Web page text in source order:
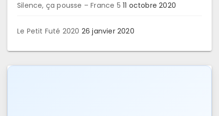
Silence, ça pousse – France 5 11 octobre 2020
Le Petit Futé 2020 26 janvier 2020